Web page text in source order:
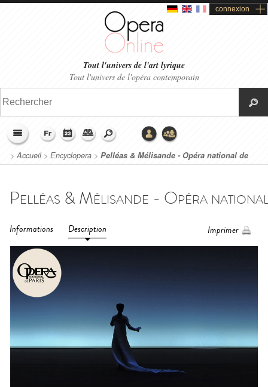
connexion
Tout l'univers de l'art lyrique
Tout l'univers de l'opéra contemporain
>Accueil> Encyclopera > Pelléas & Mélisande - Opéra national de
Paris (2015)
Informations Description Imprimer